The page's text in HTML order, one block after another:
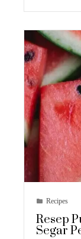
Recipes
Resep
Segar